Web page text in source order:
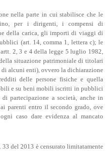
nella parte in cui stabilisce che le
per i dirigenti, i compensi di
della carica, gli importi di viaggi di
(art. 14, comma 1, lettera c); le
2, 3 e 4 della legge 5 luglio 1982,
situazione patrimoniale di titolari
alcuni enti), ovvero la dichiarazione
delle persone fisiche e quella
e su beni mobili iscritti in pubblici
partecipazione a società, anche in
parenti entro il secondo grado, ove
caso dare evidenza al mancato
33 del 2013 è censurato limitatamente